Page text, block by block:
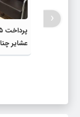
عشایر
‹